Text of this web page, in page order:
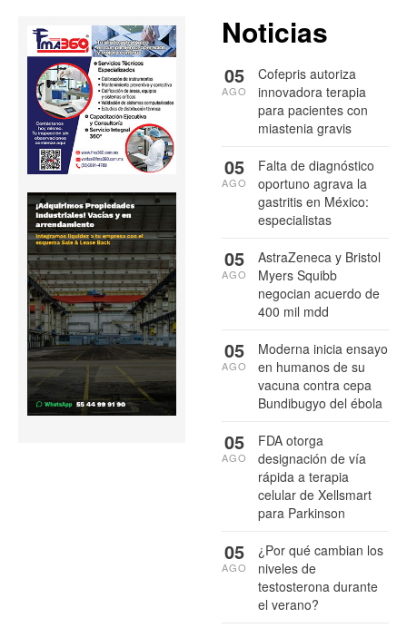
Noticias
Cofepris autoriza
innovadora terapia
para pacientes con
miastenia gravis
05
AGO
Falta de diagnóstico
oportuno agrava la
gastritis en México:
especialistas
05
AGO
AstraZeneca y Bristol
Myers Squibb
negocian acuerdo de
400 mil mdd
05
AGO
Moderna inicia ensayo
en humanos de su
vacuna contra cepa
Bundibugyo del ébola
05
AGO
FDA otorga
designación de vía
rápida a terapia
celular de Xellsmart
para Parkinson
05
AGO
¿Por qué cambian los
niveles de
testosterona durante
el verano?
05
AGO